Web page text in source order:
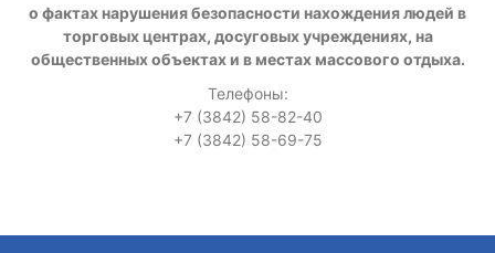
о фактах нарушения безопасности нахождения людей в
торговых центрах, досуговых учреждениях, на
общественных объектах и в местах массового отдыха.
Телефоны:
+7 (3842) 58-82-40
+7 (3842) 58-69-75